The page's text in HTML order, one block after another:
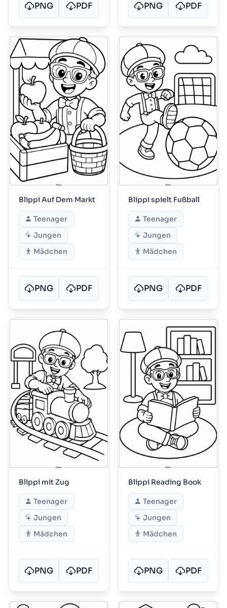
PNG PDF PNG PDF
Blippi Auf Dem Markt
Teenager
Jungen
Mädchen
PNG PDF
Blippi spielt Fußball
Teenager
Jungen
Mädchen
PNG PDF
Blippi mit Zug
Teenager
Jungen
Mädchen
PNG PDF
Blippi Reading Book
Teenager
Jungen
Mädchen
PNG PDF